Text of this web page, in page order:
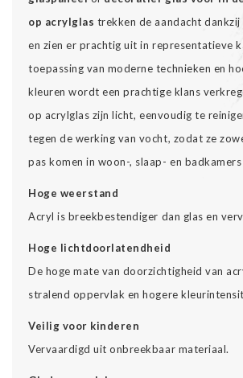
op acrylglas trekken de aandacht
en zien er prachtig uit in representatieve
toepassing van moderne technieken en
kleuren wordt een prachtige klans
op acrylglas zijn licht, eenvoudig te
tegen de werking van vocht, zodat ze
pas komen in woon-, slaap- en
Hoge weerstand
Acryl is breekbestendiger dan glas en
Hoge lichtdoorlatendheid
De hoge mate van doorzichtigheid van
stralend oppervlak en hogere
Veilig voor kinderen
Vervaardigd uit onbreekbaar materiaal.